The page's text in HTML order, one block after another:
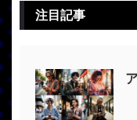
注目記事